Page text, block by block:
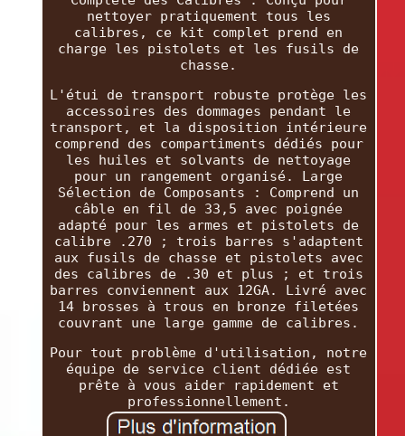
nettoyer pratiquement tous les
calibres, ce kit complet prend en
charge les pistolets et les fusils de
chasse.
L'étui de transport robuste protège les
accessoires des dommages pendant le
transport, et la disposition intérieure
comprend des compartiments dédiés pour
les huiles et solvants de nettoyage
pour un rangement organisé. Large
Sélection de Composants : Comprend un
câble en fil de 33,5 avec poignée
adapté pour les armes et pistolets de
calibre .270 ; trois barres s'adaptent
aux fusils de chasse et pistolets avec
des calibres de .30 et plus ; et trois
barres conviennent aux 12GA. Livré avec
14 brosses à trous en bronze filetées
couvrant une large gamme de calibres.
Pour tout problème d'utilisation, notre
équipe de service client dédiée est
prête à vous aider rapidement et
professionnellement.